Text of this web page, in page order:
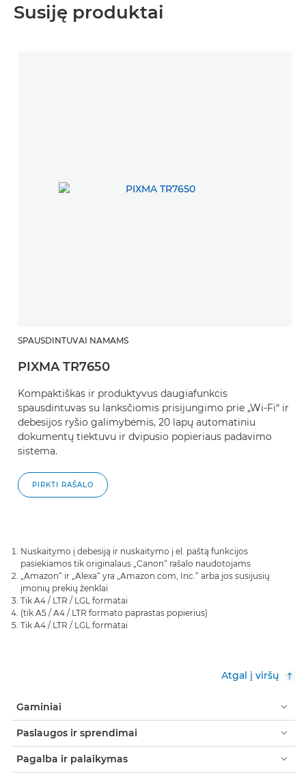
Susiję produktai
SPAUSDINTUVAI NAMAMS
PIXMA TR7650
Kompaktiškas ir produktyvus daugiafunkcis
spausdintuvas su lanksčiomis prisijungimo prie „Wi-Fi“ ir
debesijos ryšio galimybėmis, 20 lapų automatiniu
dokumentų tiektuvu ir dvipusio popieriaus padavimo
sistema.
PIRKTI RAŠALO
Nuskaitymo į debesiją ir nuskaitymo į el. paštą funkcijos
pasiekiamos tik originalaus „Canon“ rašalo naudotojams
„Amazon“ ir „Alexa“ yra „Amazon.com, Inc.“ arba jos susijusių
įmonių prekių ženklai
Tik A4 / LTR / LGL formatai
(tik A5 / A4 / LTR formato paprastas popierius)
Tik A4 / LTR / LGL formatai
Atgal į viršų
Gaminiai
Paslaugos ir sprendimai
Pagalba ir palaikymas